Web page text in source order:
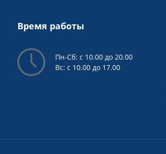
Время работы
Пн-Сб: с 10.00 до 20.00
Вс: с 10.00 до 17.00